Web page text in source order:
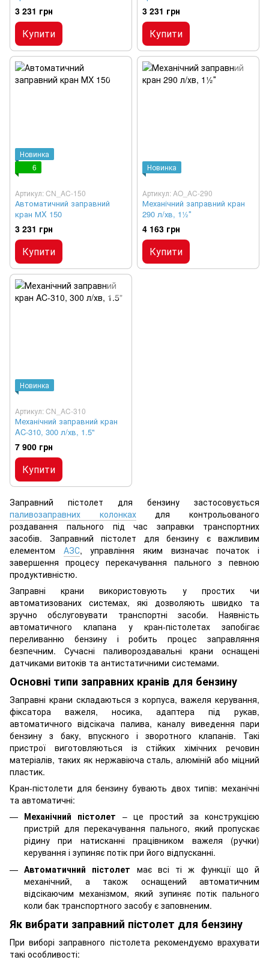
3 231 грн
Купити
3 231 грн
Купити
Новинка
6
Артикул: CN_AC-150
Автоматичний заправний
кран МX 150
3 231 грн
Купити
Новинка
Артикул: AO_AC-290
Механічний заправний кран
290 л/хв, 1½″
4 163 грн
Купити
Новинка
Артикул: CN_AC-310
Механічний заправний кран
AC-310, 300 л/хв, 1.5"
7 900 грн
Купити
Заправний пістолет для бензину застосовується
паливозаправних колонкахдля контрольованого
роздавання пального під час заправки транспортних
засобів. Заправний пістолет для бензину є важливим
елементом АЗС, управління яким визначає початок і
завершення процесу перекачування пального з певною
продуктивністю.
Заправні крани використовують у простих чи
автоматизованих системах, які дозволяють швидко та
зручно обслуговувати транспортні засоби. Наявність
автоматичного клапана у кран-пістолетах запобігає
переливанню бензину і робить процес заправляння
безпечним. Сучасні паливороздавальні крани оснащені
датчиками витоків та антистатичними системами.
Основні типи заправних кранів для бензину
Заправні крани складаються з корпуса, важеля керування,
фіксатора важеля, носика, адаптера під рукав,
автоматичного відсікача палива, каналу виведення пари
бензину з баку, впускного і зворотного клапанів. Такі
пристрої виготовляються із стійких хімічних речовин
матеріалів, таких як нержавіюча сталь, алюміній або міцний
пластик.
Кран-пістолети для бензину бувають двох типів: механічні
та автоматичні:
Механічний пістолет – це простий за конструкцією
пристрій для перекачування пального, який пропускає
рідину при натисканні працівником важеля (ручки)
керування і зупиняє потік при його відпусканні.
Автоматичний пістолет має всі ті ж функції що й
механічний, а також оснащений автоматичним
відсікаючим механізмом, який зупиняє потік пального
коли бак транспортного засобу є заповненим.
Як вибрати заправний пістолет для бензину
При виборі заправного пістолета рекомендуємо врахувати
такі особливості: